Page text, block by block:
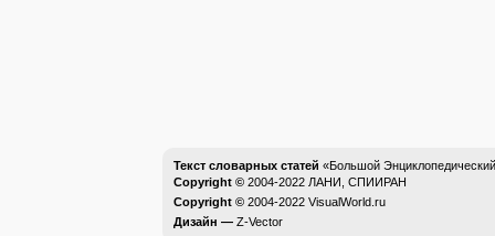
Текст словарных статей «Большой
Copyright © 2004-2022 ЛАНИ, СПИИРАН
Copyright © 2004-2022 VisualWorld.ru
Дизайн — Z-Vector